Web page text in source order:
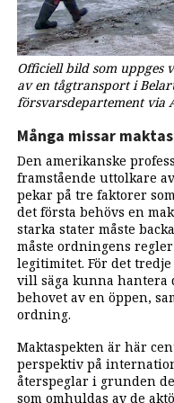
Officiell bild som uppges
av en tågtransport i
försvarsdepartement via
Många missar
Den amerikanske
framstående uttolkare
pekar på tre faktorer
det första behövs en
starka stater måste
måste ordningens
legitimitet. För det
vill säga kunna hantera
behovet av en öppen,
ordning.
Maktaspekten är här
perspektiv på
återspeglar i grunden
som omhuldas av de